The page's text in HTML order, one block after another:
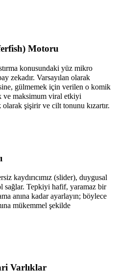
Motoru
konusundaki yüz mikro
zekadır. Varsayılan olarak
gülmemek için verilen o komik
ve maksimum viral etkiyi
şişirir ve cilt tonunu kızartır.
kaydırıcımız (slider), duygusal
sağlar. Tepkiyi hafif, yaramaz bir
anına kadar ayarlayın; böylece
mükemmel şekilde
Varlıklar